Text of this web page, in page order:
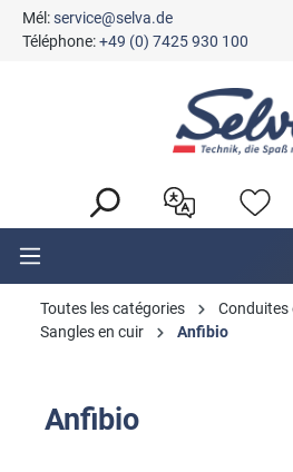
principal
Mél:service@selva.de
Téléphone:+49 (0) 7425 930 100
Toutes les catégories
Conduites
Sangles en cuir
Anfibio
Anfibio